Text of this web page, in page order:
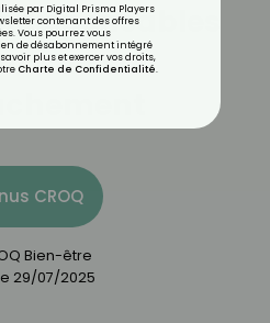
son sac
CROQ
Bien-être
29/07/2025
par Digital Prisma Players
contenant des offres
Vous pourrez vous
de désabonnement intégré
plus et exercer vos droits,
Charte de Confidentialité.